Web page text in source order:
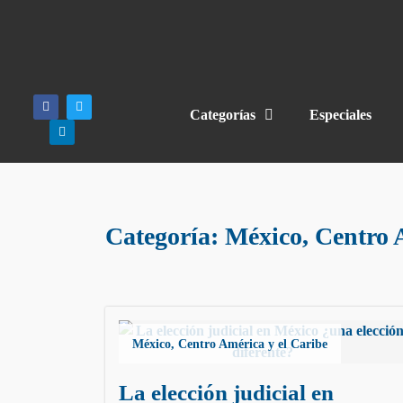
Categorías Especiales
Categoría: México, Centro
México, Centro América y el Caribe
La elección judicial en